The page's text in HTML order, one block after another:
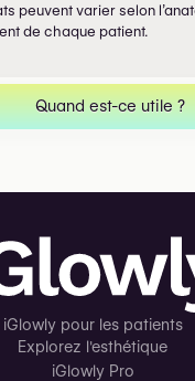
peuvent varier selon
de chaque patient.
Quand est-ce utile ?
iGlowly pour les patients
Explorez l'esthétique
iGlowly Pro